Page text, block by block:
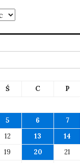
Ś C P
5 6 7
12 13 14
19 20 21